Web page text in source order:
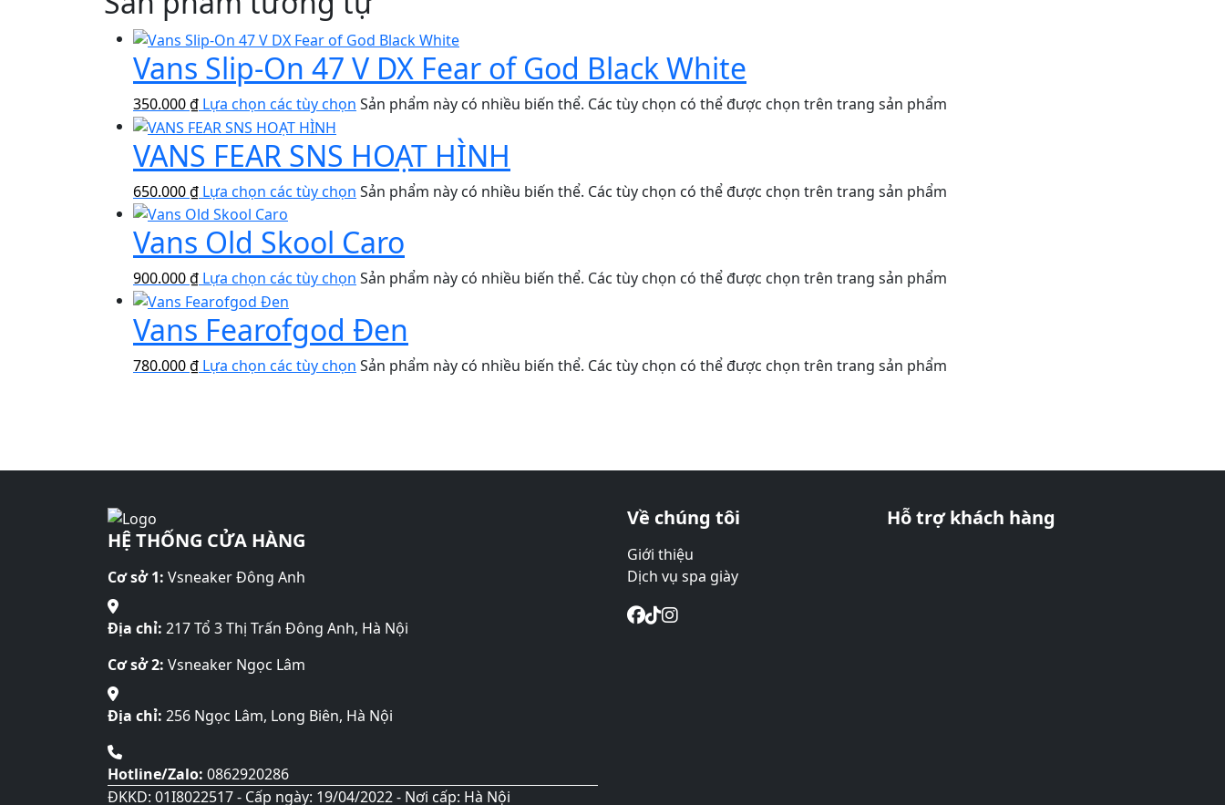
Vans Slip-On 47 V DX Fear of God Black White
350.000₫ Lựa chọn các tùy chọn Sản phẩm này có nhiều biến thể. Các tùy chọn có thể được chọn trên trang sản phẩm
VANS FEAR SNS HOẠT HÌNH
650.000₫ Lựa chọn các tùy chọn Sản phẩm này có nhiều biến thể. Các tùy chọn có thể được chọn trên trang sản phẩm
Vans Old Skool Caro
900.000₫ Lựa chọn các tùy chọn Sản phẩm này có nhiều biến thể. Các tùy chọn có thể được chọn trên trang sản phẩm
Vans Fearofgod Đen
780.000₫ Lựa chọn các tùy chọn Sản phẩm này có nhiều biến thể. Các tùy chọn có thể được chọn trên trang sản phẩm
HỆ THỐNG CỬA HÀNG
Cơ sở 1: Vsneaker Đông Anh
Địa chỉ: 217 Tổ 3 Thị Trấn Đông Anh, Hà Nội
Cơ sở 2: Vsneaker Ngọc Lâm
Địa chỉ: 256 Ngọc Lâm, Long Biên, Hà Nội
Hotline/Zalo: 0862920286
ĐKKD: 01I8022517 - Cấp ngày: 19/04/2022 - Nơi cấp: Hà Nội
Về chúng tôi
Giới thiệu
Dịch vụ spa giày
Hỗ trợ khách hàng